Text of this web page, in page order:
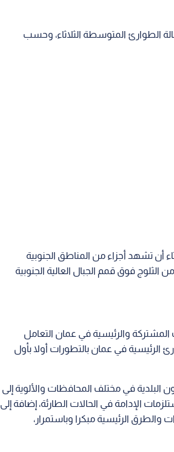
الطوارئ المتوسطة الثلاثاء، وحسب
أن تشهد أجزاء من المناطق الجنوبية
فوق قمم الجبال العالية الجنوبية
ومجالس الخدمات المشتركة والرئيسية في عمان التعامل
الرئيسية في عمان بالتطورات أولا بأول
في مختلف المحافظات والألوية إلى
الإدامة في الحالات الطارئة، إضافة إلى
والطرق الرئيسية مبكرا وباستمرار،